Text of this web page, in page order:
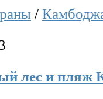
/
лес и пляж